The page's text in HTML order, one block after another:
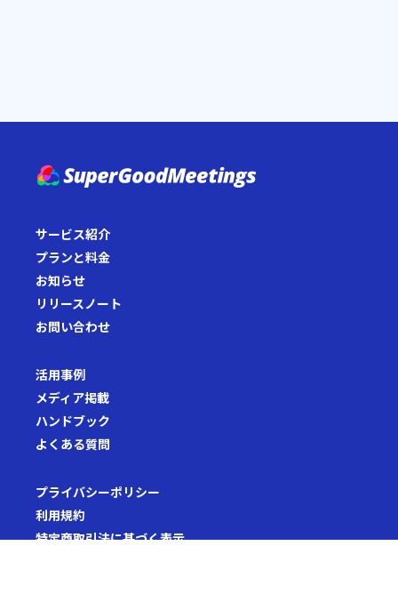
サービス紹介
プランと料金
お知らせ
リリースノート
お問い合わせ
活用事例
メディア掲載
ハンドブック
よくある質問
プライバシーポリシー
利用規約
特定商取引法に基づく表示